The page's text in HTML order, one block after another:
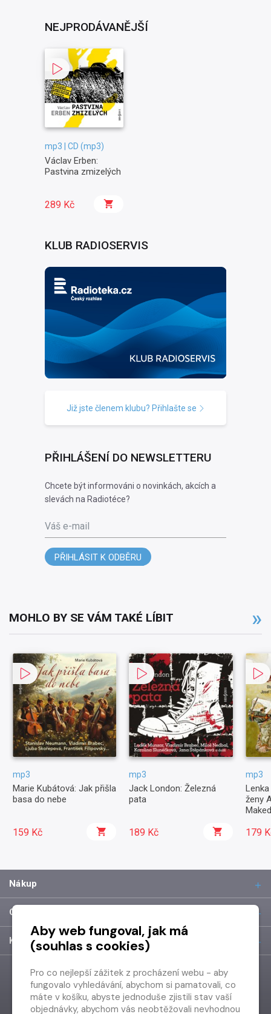
NEJPRODÁVANĚJŠÍ
mp3 | CD (mp3)
Václav Erben:
Pastvina zmizelých
289 Kč
KLUB RADIOSERVIS
Již jste členem klubu? Přihlašte se
PŘIHLÁŠENÍ DO NEWSLETTERU
Chcete být informováni o novinkách, akcích a
slevách na Radiotéce?
Váš e-mail
PŘIHLÁSIT K ODBĚRU
MOHLO BY SE VÁM TAKÉ LÍBIT
mp3
Marie Kubátová: Jak přišla
basa do nebe
159 Kč
mp3
Jack London: Železná
pata
189 Kč
mp3
ženy
179
Nákup
O společnosti
Kontakt
Aby web fungoval, jak má
(souhlas s cookies)
Pro co nejlepší zážitek z procházení webu - aby
fungovalo vyhledávání, abychom si pamatovali, co
máte v košíku, abyste jednoduše zjistili stav vaší
objednávky, abychom vás neobtěžovali nevhodnou